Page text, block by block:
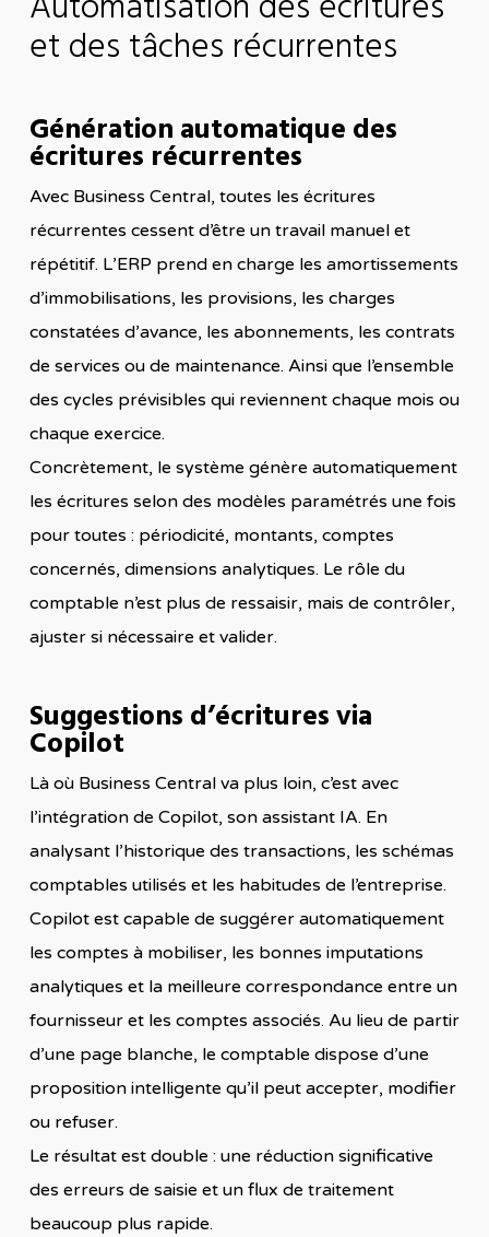
et des tâches récurrentes
Génération automatique des
écritures récurrentes
Avec Business Central, toutes les écritures
récurrentes cessent d’être un travail manuel et
répétitif. L’ERP prend en charge les amortissements
d’immobilisations, les provisions, les charges
constatées d’avance, les abonnements, les contrats
de services ou de maintenance. Ainsi que l’ensemble
des cycles prévisibles qui reviennent chaque mois ou
chaque exercice.
Concrètement, le système génère automatiquement
les écritures selon des modèles paramétrés une fois
pour toutes : périodicité, montants, comptes
concernés, dimensions analytiques. Le rôle du
comptable n’est plus de ressaisir, mais de contrôler,
ajuster si nécessaire et valider.
Suggestions d’écritures via
Copilot
Là où Business Central va plus loin, c’est avec
l’intégration de Copilot, son assistant IA. En
analysant l’historique des transactions, les schémas
comptables utilisés et les habitudes de l’entreprise.
Copilot est capable de suggérer automatiquement
les comptes à mobiliser, les bonnes imputations
analytiques et la meilleure correspondance entre un
fournisseur et les comptes associés. Au lieu de partir
d’une page blanche, le comptable dispose d’une
proposition intelligente qu’il peut accepter, modifier
ou refuser.
Le résultat est double : une réduction significative
des erreurs de saisie et un flux de traitement
beaucoup plus rapide.